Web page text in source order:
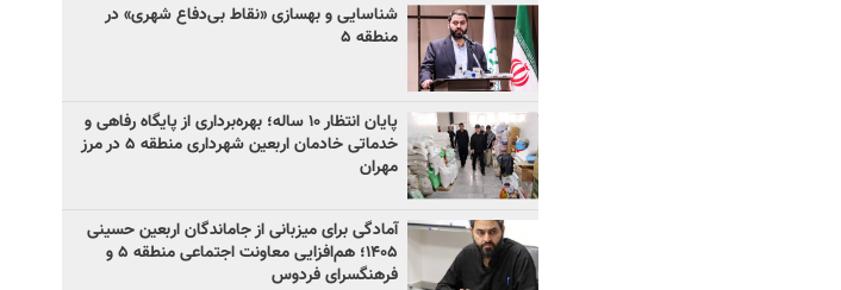
شناسایی و بهسازی «نقاط بی‌دفاع شهری» در
منطقه ۵
پایان انتظار ۱۰ ساله؛ بهره‌برداری از پایگاه رفاهی و
خدماتی خادمان اربعین شهرداری منطقه ۵ در مرز
مهران
آمادگی برای میزبانی از جاماندگان اربعین حسینی
۱۴۰۵؛ هم‌افزایی معاونت اجتماعی منطقه ۵ و
فرهنگسرای فردوس